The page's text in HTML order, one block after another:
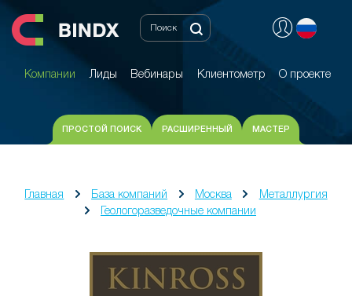
Компании Лиды Вебинары Клиентометр О проекте
Компании Лиды Вебинары Клиентометр О проекте
ПРОСТОЙ ПОИСК РАСШИРЕННЫЙ МАСТЕР
Главная База компаний Москва
Металлургия
Геологоразведочные компании